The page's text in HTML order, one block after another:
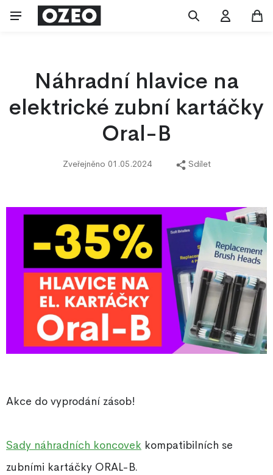
Náhradní hlavice na
elektrické zubní kartáčky
Oral-B
Zveřejněno 01.05.2024 Sdílet
Akce do vyprodání zásob!
Sady náhradních koncovek kompatibilních se
zubními kartáčky ORAL-B.